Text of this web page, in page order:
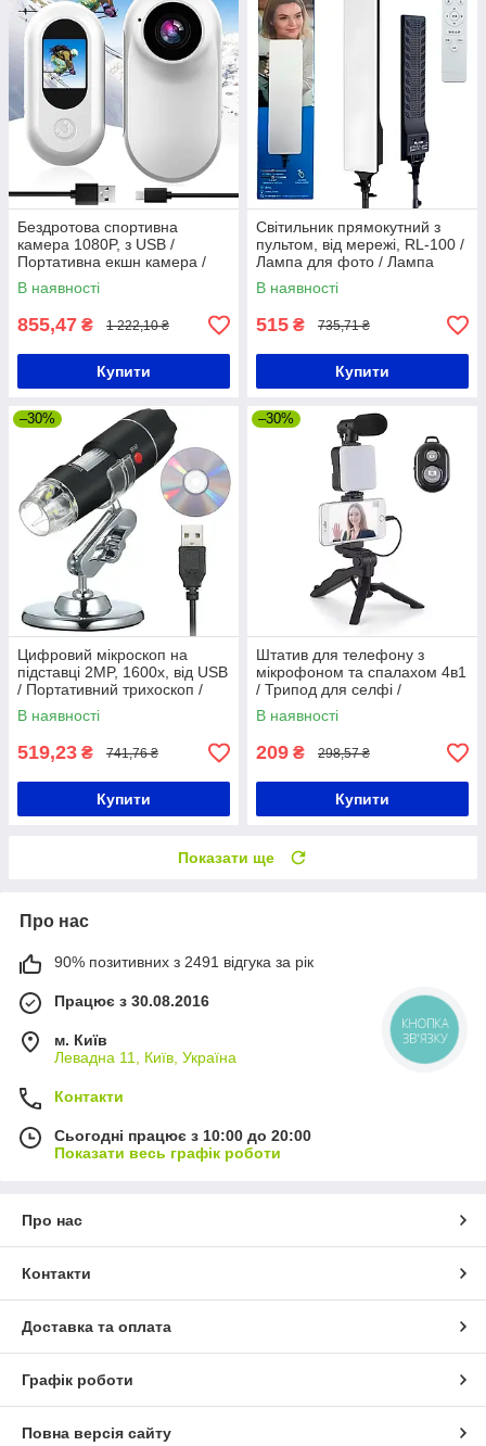
Бездротова спортивна
камера 1080P, з USB /
Портативна екшн камера /
Міні камера для зйомки
В наявності
855,47 ₴ 1 222,10 ₴
Купити
Світильник прямокутний з
пультом, від мережі, RL-100 /
Лампа для фото / Лампа
відеосвітло
В наявності
515 ₴ 735,71 ₴
Купити
–30%
Цифровий мікроскоп на
підставці 2MP, 1600x, від USB
/ Портативний трихоскоп /
USB мікроскоп
В наявності
519,23 ₴ 741,76 ₴
Купити
–30%
Штатив для телефону з
мікрофоном та спалахом 4в1
/ Трипод для селфі /
Монопод для селфі
В наявності
209 ₴ 298,57 ₴
Купити
Показати ще
Про нас
90% позитивних з 2491 відгука за рік
Працює з 30.08.2016
м. Київ
Левадна 11, Київ, Україна
Контакти
Сьогодні працює з 10:00 до 20:00
Показати весь графік роботи
Про нас
Контакти
Доставка та оплата
Графік роботи
Повна версія сайту